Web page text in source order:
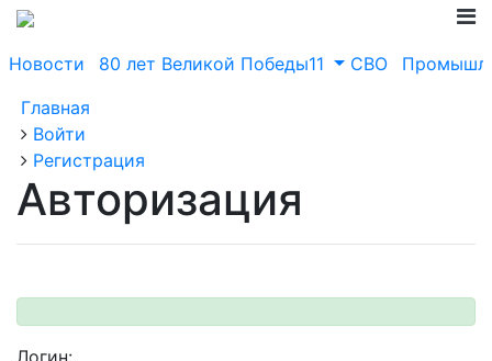
Новости 80 лет Великой Победы11 СВО
Главная
Войти
Регистрация
Авторизация
Логин: